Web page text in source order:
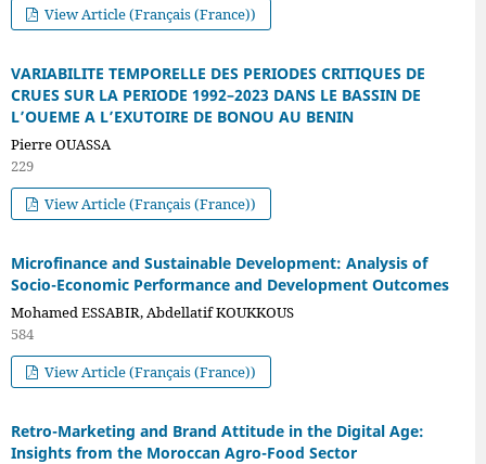
View Article (Français (France))
VARIABILITE TEMPORELLE DES PERIODES CRITIQUES DE
CRUES SUR LA PERIODE 1992–2023 DANS LE BASSIN DE
L’OUEME A L’EXUTOIRE DE BONOU AU BENIN
Pierre OUASSA
229
View Article (Français (France))
Microfinance and Sustainable Development: Analysis of
Socio-Economic Performance and Development Outcomes
Mohamed ESSABIR, Abdellatif KOUKKOUS
584
View Article (Français (France))
Retro-Marketing and Brand Attitude in the Digital Age:
Insights from the Moroccan Agro-Food Sector